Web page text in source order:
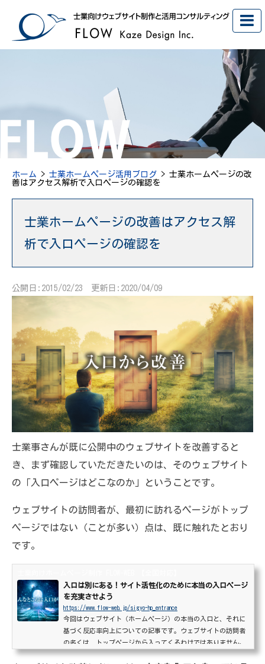
ホーム > 士業ホームページ活用ブログ > 士業ホームページの改
善はアクセス解析で入口ページの確認を
士業ホームページの改善はアクセス解
析で入口ページの確認を
公開日:2015/02/23 更新日:2020/04/09
士業事さんが既に公開中のウェブサイトを改善すると
き、まず確認していただきたいのは、そのウェブサイト
の「入口ページはどこなのか」ということです。
ウェブサイトの訪問者が、最初に訪れるページがトップ
ページではない（ことが多い）点は、既に触れたとおり
です。
入口は別にある！サイト活性化のために本当の入口ページ
を充実させよう
https://www.flow-web.jp/sigyo-hp_entrance
今回はウェブサイト（ホームページ）の本当の入口と、それに
基づく反応率向上についての記事です。ウェブサイトの訪問者
の多くは、トップページから入ってくるわけではありません。
極端な場合トップページは訪問者の数パーセントしか閲覧して